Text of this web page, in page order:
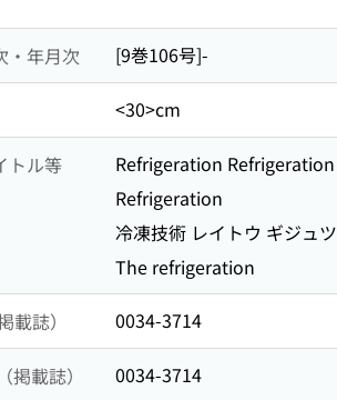
・年月次 [9巻106号]-
<30>cm
トル等
Refrigeration Refrigeration
Refrigeration
冷凍技術 レイトウ ギジュツ
The refrigeration
載誌） 0034-3714
掲載誌） 0034-3714